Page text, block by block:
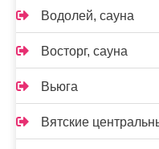
Водолей, сауна
Восторг, сауна
Вьюга
Вятские